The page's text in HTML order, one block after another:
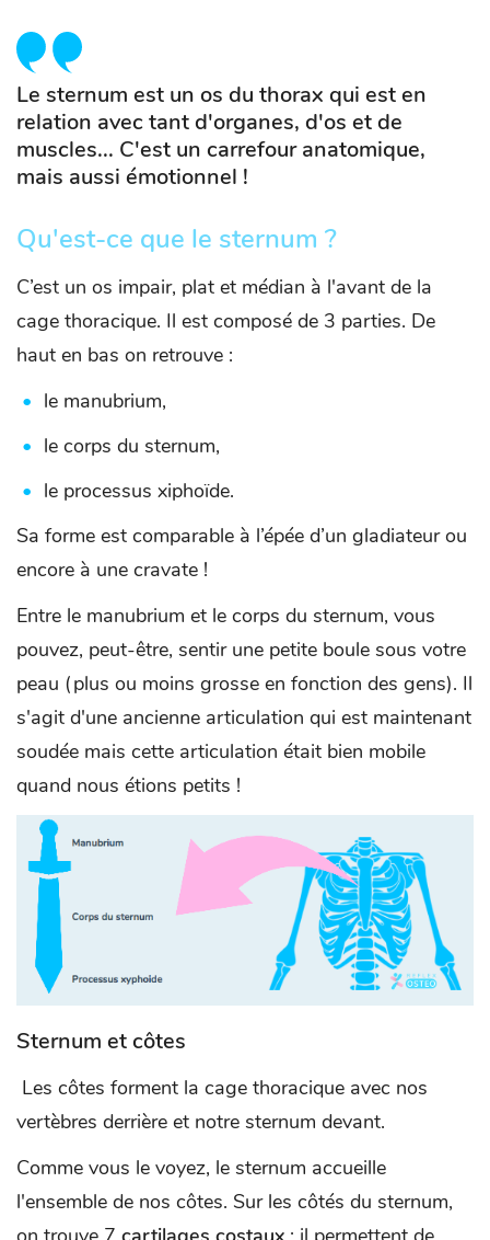
Le sternum est un os du thorax qui est en
relation avec tant d'organes, d'os et de
muscles... C'est un carrefour anatomique,
mais aussi émotionnel !
Qu'est-ce que le sternum ?
C’est un os impair, plat et médian à l'avant de la
cage thoracique. Il est composé de 3 parties. De
haut en bas on retrouve :
le manubrium,
le corps du sternum,
le processus xiphoïde.
Sa forme est comparable à l’épée d’un gladiateur ou
encore à une cravate !
Entre le manubrium et le corps du sternum, vous
pouvez, peut-être, sentir une petite boule sous votre
peau (plus ou moins grosse en fonction des gens). Il
s'agit d'une ancienne articulation qui est maintenant
soudée mais cette articulation était bien mobile
quand nous étions petits !
Sternum et côtes
Les côtes forment la cage thoracique avec nos
vertèbres derrière et notre sternum devant.
Comme vous le voyez, le sternum accueille
l'ensemble de nos côtes. Sur les côtés du sternum,